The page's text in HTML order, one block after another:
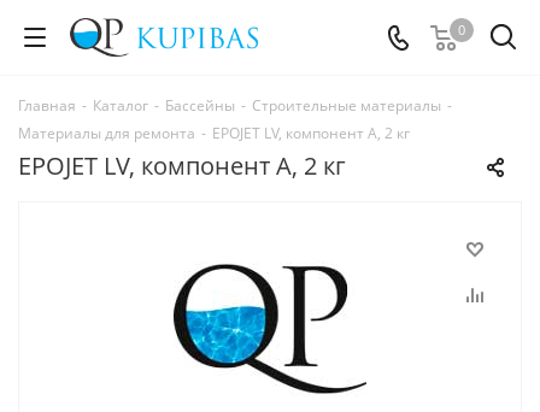
0
Главная - Каталог - Бассейны - Строительные материалы -
Материалы для ремонта - EPOJET LV, компонент А, 2 кг
EPOJET LV, компонент А, 2 кг